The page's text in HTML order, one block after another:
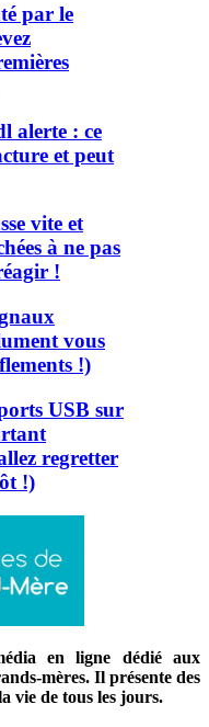
par le
alerte : ce
et peut
vite et
à ne pas
!
vous
!)
USB sur
regretter
!)
en ligne dédié aux
mères. Il présente des
vie de tous les jours.